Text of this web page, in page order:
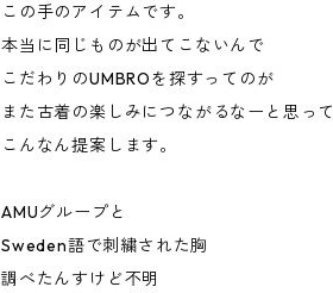
この手のアイテムです。
本当に同じものが出てこないんで
こだわりのUMBROを探すってのが
また古着の楽しみにつながるなーと思って
こんなん提案します。
AMUグループと
Sweden語で刺繍された胸
調べたんすけど不明